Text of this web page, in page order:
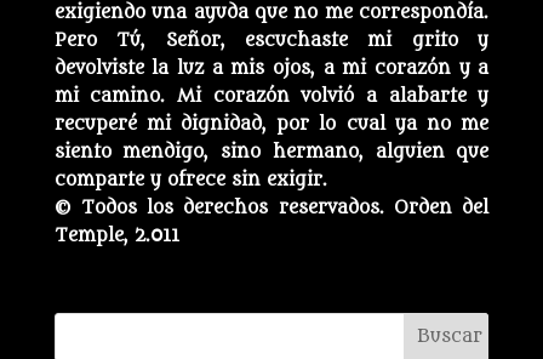
exigiendo una ayuda que no me correspondía.
Pero Tú, Señor, escuchaste mi grito y
devolviste la luz a mis ojos, a mi corazón y a
mi camino. Mi corazón volvió a alabarte y
recuperé mi dignidad, por lo cual ya no me
siento mendigo, sino hermano, alguien que
comparte y ofrece sin exigir.
© Todos los derechos reservados. Orden del
Temple, 2.011